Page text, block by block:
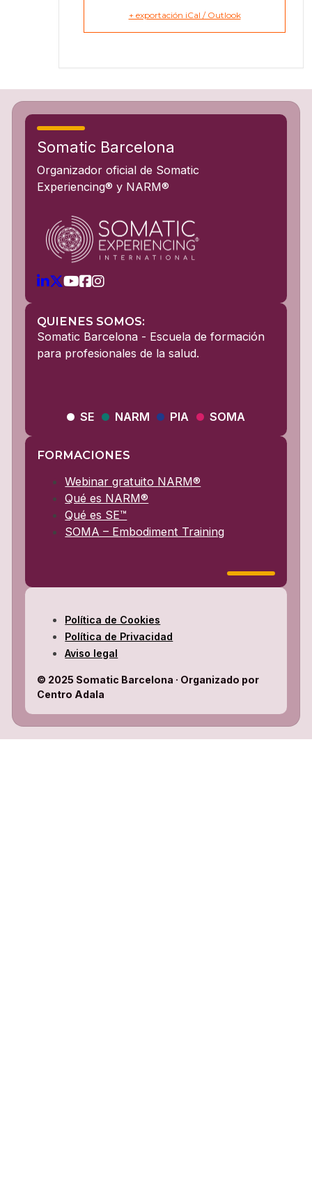
+ exportación iCal / Outlook
Somatic Barcelona
Organizador oficial de Somatic
Experiencing® y NARM®
QUIENES SOMOS:
Somatic Barcelona - Escuela de formación
para profesionales de la salud.
SE NARM PIA SOMA
FORMACIONES
Webinar gratuito NARM®
Qué es NARM®
Qué es SE™
SOMA – Embodiment Training
© 2025 Somatic Barcelona · Organizado por
Centro Adala
Política de Cookies
Política de Privacidad
Aviso legal